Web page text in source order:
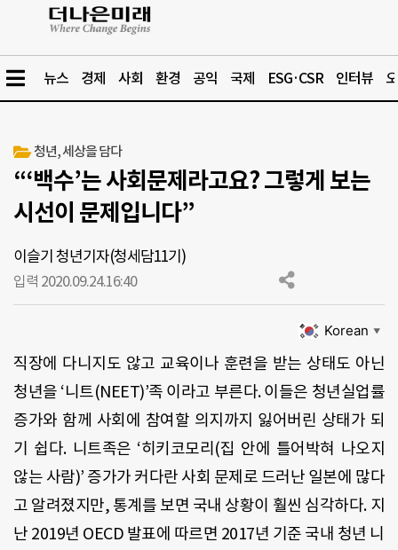
뉴스 경제 사회 환경 공익 국제 ESG·CSR 인터뷰
청년, 세상을 담다
“‘백수’는 사회문제라고요? 그렇게 보는
시선이 문제입니다”
이슬기 청년기자(청세담11기)
입력 2020.09.24.16:40
Korean ▼
직장에 다니지도 않고 교육이나 훈련을 받는 상태도 아닌
청년을 ‘니트(NEET)’족 이라고 부른다. 이들은 청년실업률
증가와 함께 사회에 참여할 의지까지 잃어버린 상태가 되
기 쉽다. 니트족은 ‘히키코모리(집 안에 틀어박혀 나오지
않는 사람)’ 증가가 커다란 사회 문제로 드러난 일본에 많다
고 알려졌지만, 통계를 보면 국내 상황이 훨씬 심각하다. 지
난 2019년 OECD 발표에 따르면 2017년 기준 국내 청년 니